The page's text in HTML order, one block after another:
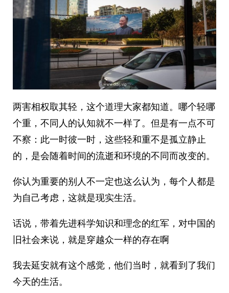
两害相权取其轻，这个道理大家都知道。哪个轻哪
个重，不同人的认知就不一样了。但是有一点不可
不察：此一时彼一时，这些轻和重不是孤立静止
的，是会随着时间的流逝和环境的不同而改变的。
你认为重要的别人不一定也这么认为，每个人都是
为自己考虑，这就是现实生活。
话说，带着先进科学知识和理念的红军，对中国的
旧社会来说，就是穿越众一样的存在啊
我去延安就有这个感觉，他们当时，就看到了我们
今天的生活。